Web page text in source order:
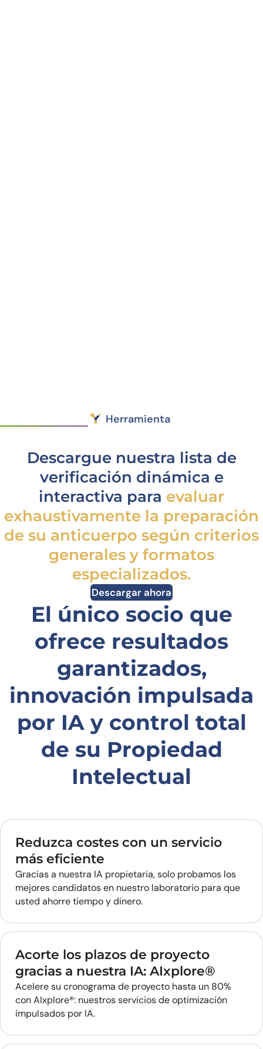
Herramienta
Descargue nuestra lista de
verificación dinámica e
interactiva para evaluar
exhaustivamente la preparación
de su anticuerpo según criterios
generales y formatos
especializados.
Descargar ahora
El único socio que
ofrece resultados
garantizados,
innovación impulsada
por IA y control total
de su Propiedad
Intelectual
Reduzca costes con un servicio
más eficiente
Gracias a nuestra IA propietaria, solo probamos los
mejores candidatos en nuestro laboratorio para que
usted ahorre tiempo y dinero.
Acorte los plazos de proyecto
gracias a nuestra IA: AIxplore®
Acelere su cronograma de proyecto hasta un 80%
con AIxplore®: nuestros servicios de optimización
impulsados por IA.